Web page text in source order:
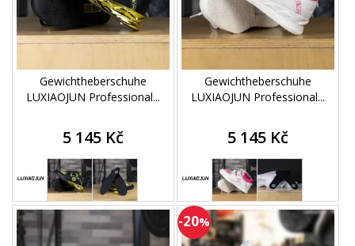
Gewichtheberschuhe
LUXIAOJUN Professional...
5 145 Kč
Gewichtheberschuhe
LUXIAOJUN Professional...
5 145 Kč
-20%